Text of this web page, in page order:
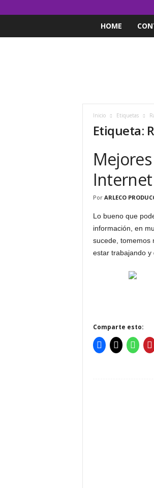
HOME
Inicio Etiquetas
Etiqueta:
Internet
Por ARLECO
Lo bueno que
información, en
sucede, tomemos
estar trabajando
Comparte esto: